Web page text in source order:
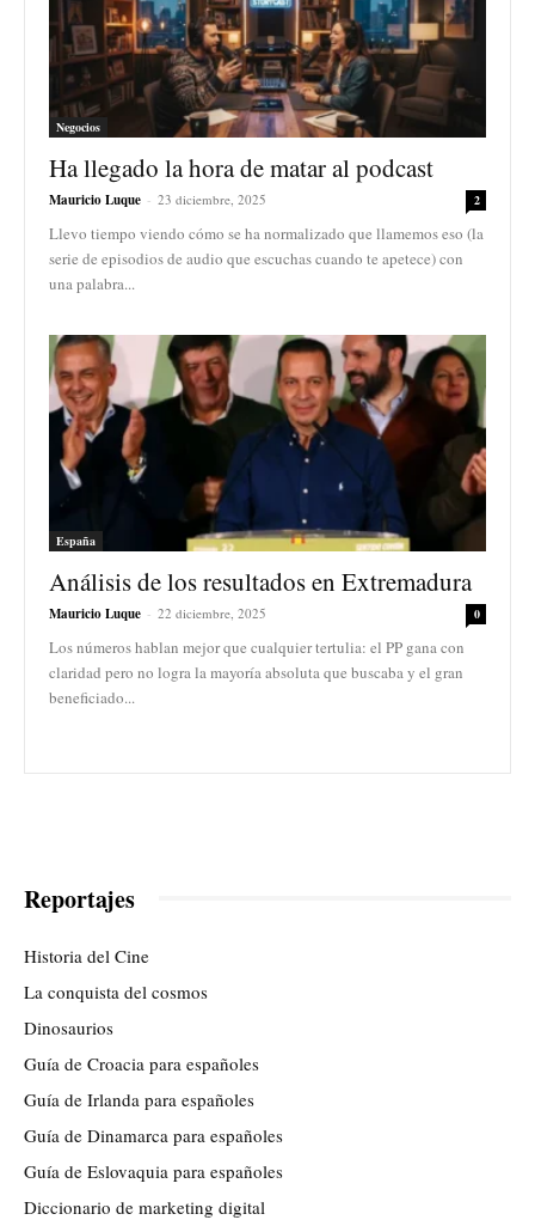
Negocios
Ha llegado la hora de matar al podcast
Mauricio Luque - 23 diciembre, 2025 2
Llevo tiempo viendo cómo se ha normalizado que llamemos eso (la
serie de episodios de audio que escuchas cuando te apetece) con
una palabra...
España
Análisis de los resultados en Extremadura
Mauricio Luque - 22 diciembre, 2025 0
Los números hablan mejor que cualquier tertulia: el PP gana con
claridad pero no logra la mayoría absoluta que buscaba y el gran
beneficiado...
Reportajes
Historia del Cine
La conquista del cosmos
Dinosaurios
Guía de Croacia para españoles
Guía de Irlanda para españoles
Guía de Dinamarca para españoles
Guía de Eslovaquia para españoles
Diccionario de marketing digital